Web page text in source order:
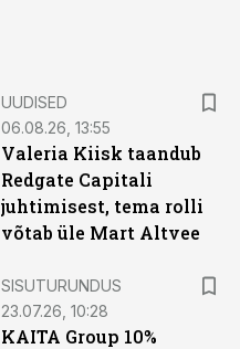
UUDISED
06.08.26, 13:55
Valeria Kiisk taandub
Redgate Capitali
juhtimisest, tema rolli
võtab üle Mart Altvee
SISUTURUNDUS
23.07.26, 10:28
KAITA Group 10%